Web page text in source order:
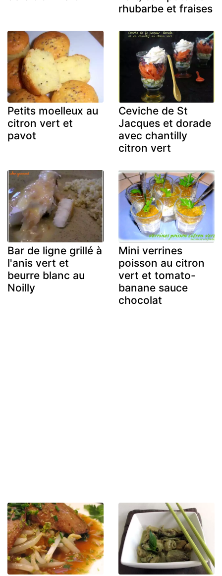
rhubarbe et fraises
Petits moelleux au
citron vert et
pavot
Ceviche de St
Jacques et dorade
avec chantilly
citron vert
Bar de ligne grillé à
l'anis vert et
beurre blanc au
Noilly
Mini verrines
poisson au citron
vert et tomato-
banane sauce
chocolat